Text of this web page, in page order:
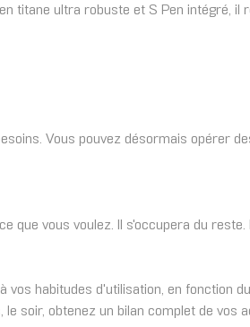
titane ultra robuste et S Pen intégré, il
Vous pouvez désormais opérer
que vous voulez. Il s'occupera du reste.
habitudes d'utilisation, en fonction
soir, obtenez un bilan complet de vos